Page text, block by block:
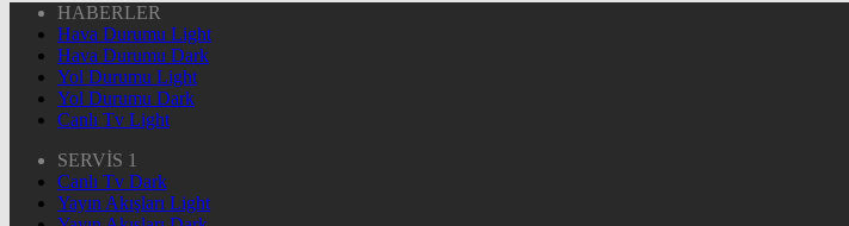
HABERLER
Hava Durumu Light
Hava Durumu Dark
Yol Durumu Light
Yol Durumu Dark
Canlı Tv Light
SERVİS 1
Canlı Tv Dark
Yayın Akışları Light